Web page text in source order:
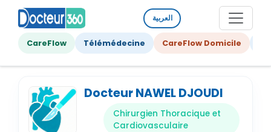
العربية
CareFlow Télémédecine CareFlow Domicile
Docteur NAWEL DJOUDI
Chirurgien Thoracique et
Cardiovasculaire